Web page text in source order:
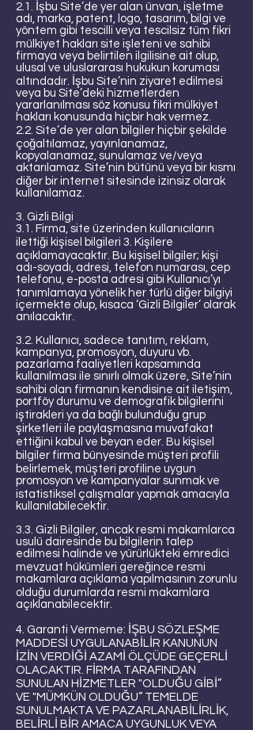
2.1. İşbu Site’de yer alan ünvan, işletme
adı, marka, patent, logo, tasarım, bilgi ve
yöntem gibi tescilli veya tescilsiz tüm fikri
mülkiyet hakları site işleteni ve sahibi
firmaya veya belirtilen ilgilisine ait olup,
ulusal ve uluslararası hukukun koruması
altındadır. İşbu Site’nin ziyaret edilmesi
veya bu Site’deki hizmetlerden
yararlanılması söz konusu fikri mülkiyet
hakları konusunda hiçbir hak vermez.
2.2. Site’de yer alan bilgiler hiçbir şekilde
çoğaltılamaz, yayınlanamaz,
kopyalanamaz, sunulamaz ve/veya
aktarılamaz. Site’nin bütünü veya bir kısmı
diğer bir internet sitesinde izinsiz olarak
kullanılamaz.
3. Gizli Bilgi
3.1. Firma, site üzerinden kullanıcıların
ilettiği kişisel bilgileri 3. Kişilere
açıklamayacaktır. Bu kişisel bilgiler; kişi
adı-soyadı, adresi, telefon numarası, cep
telefonu, e-posta adresi gibi Kullanıcı’yı
tanımlamaya yönelik her türlü diğer bilgiyi
içermekte olup, kısaca ‘Gizli Bilgiler’ olarak
anılacaktır.
3.2. Kullanıcı, sadece tanıtım, reklam,
kampanya, promosyon, duyuru vb.
pazarlama faaliyetleri kapsamında
kullanılması ile sınırlı olmak üzere, Site’nin
sahibi olan firmanın kendisine ait iletişim,
portföy durumu ve demografik bilgilerini
iştirakleri ya da bağlı bulunduğu grup
şirketleri ile paylaşmasına muvafakat
ettiğini kabul ve beyan eder. Bu kişisel
bilgiler firma bünyesinde müşteri profili
belirlemek, müşteri profiline uygun
promosyon ve kampanyalar sunmak ve
istatistiksel çalışmalar yapmak amacıyla
kullanılabilecektir.
3.3. Gizli Bilgiler, ancak resmi makamlarca
usulü dairesinde bu bilgilerin talep
edilmesi halinde ve yürürlükteki emredici
mevzuat hükümleri gereğince resmi
makamlara açıklama yapılmasının zorunlu
olduğu durumlarda resmi makamlara
açıklanabilecektir.
4. Garanti Vermeme: İŞBU SÖZLEŞME
MADDESİ UYGULANABİLİR KANUNUN
İZİN VERDİĞİ AZAMİ ÖLÇÜDE GEÇERLİ
OLACAKTIR. FİRMA TARAFINDAN
SUNULAN HİZMETLER "OLDUĞU GİBİ”
VE "MÜMKÜN OLDUĞU” TEMELDE
SUNULMAKTA VE PAZARLANABİLİRLİK,
BELİRLİ BİR AMACA UYGUNLUK VEYA